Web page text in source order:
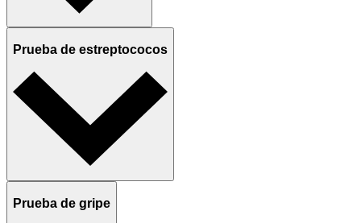
Prueba de estreptococos
Prueba de gripe